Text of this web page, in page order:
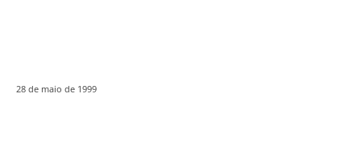
28 de maio de 1999